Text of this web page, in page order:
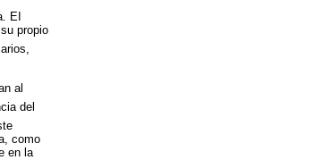
EI
propio
al
del
como
en la